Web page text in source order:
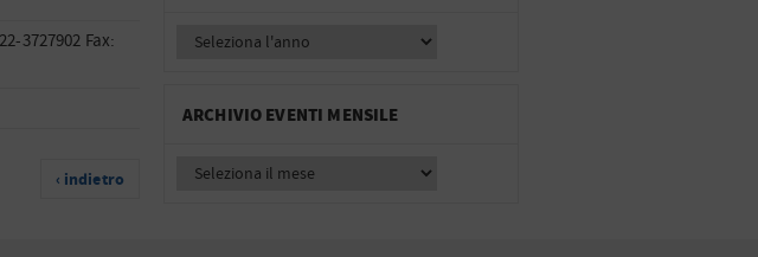
3727902 Fax:
‹ indietro
ARCHIVIO EVENTI MENSILE